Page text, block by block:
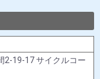
2-19-17 サイクルコー